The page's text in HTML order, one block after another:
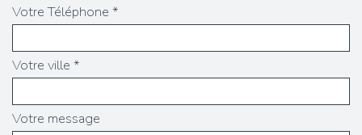
Votre Téléphone *
Votre ville *
Votre message